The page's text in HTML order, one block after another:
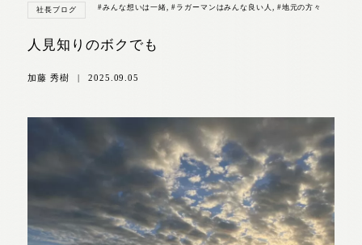
社長ブログ #みんな想いは一緒,#ラガーマンはみんな良い人 , #地元の方々
人見知りのボクでも
加藤 秀樹 | 2025.09.05